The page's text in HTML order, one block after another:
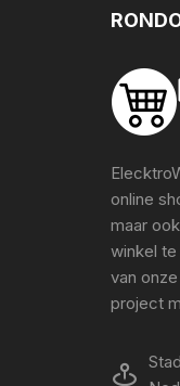
online
maar
winkel
van
project